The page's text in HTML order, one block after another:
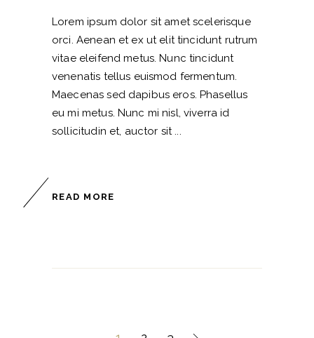
Lorem ipsum dolor sit amet scelerisque
orci. Aenean et ex ut elit tincidunt rutrum
vitae eleifend metus. Nunc tincidunt
venenatis tellus euismod fermentum.
Maecenas sed dapibus eros. Phasellus
eu mi metus. Nunc mi nisl, viverra id
sollicitudin et, auctor sit
READ MORE